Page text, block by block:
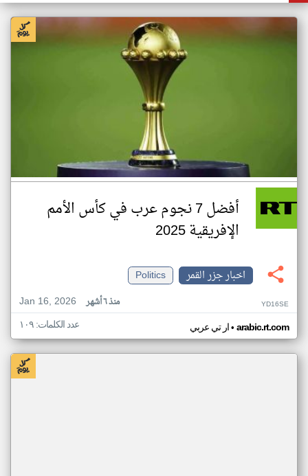
أفضل 7 نجوم عرب في كأس الأمم
الإفريقية 2025
اخبار جزر القمر
Politics
Jan 16, 2026
منذ ٦ أشهر YD16SE
ار تي عربي• arabic.rt.com عدد الكلمات: ١٠٩